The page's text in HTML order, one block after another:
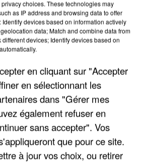
à Marseille après la
de...
été placées en garde à vue.
choices. These technologies may
as IP address and browsing data to offer
devices based on information actively
data; Match and combine data from
devices; Identify devices based on
en cliquant sur "Accepter
en sélectionnant les
dans "Gérer mes
également refuser en
sans accepter". Vos
que pour ce site.
à jour vos choix, ou retirer